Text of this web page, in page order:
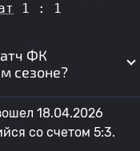
1 : 1
ФК
сезоне?
18.04.2026
со счетом 5:3.